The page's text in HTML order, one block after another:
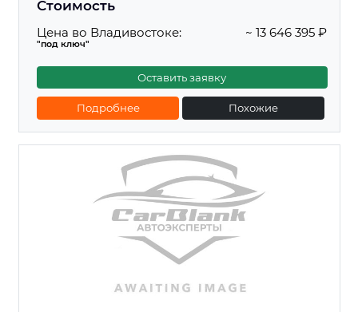
Стоимость
Цена во Владивостоке:
"под ключ"
~ 13 646 395 ₽
Оставить заявку
Подробнее Похожие